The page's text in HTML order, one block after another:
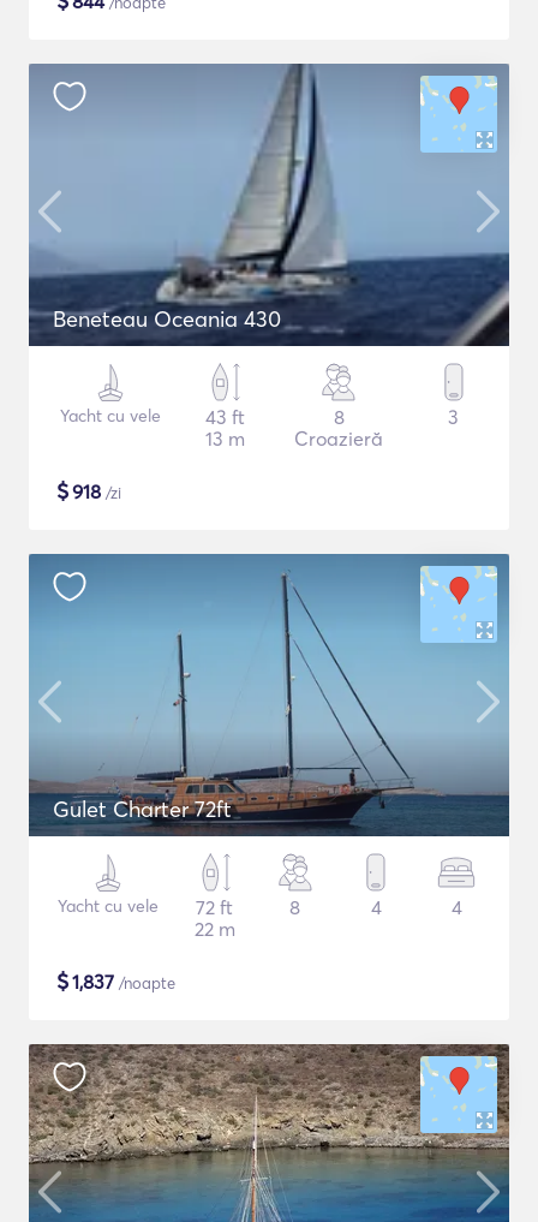
Beneteau Oceania 430
Yacht cu vele
43 ft
13 m
8
Croazieră
3
$918 /zi
Gulet Charter 72ft
Yacht cu vele
72 ft
22 m
8 4 4
$1,837 /noapte